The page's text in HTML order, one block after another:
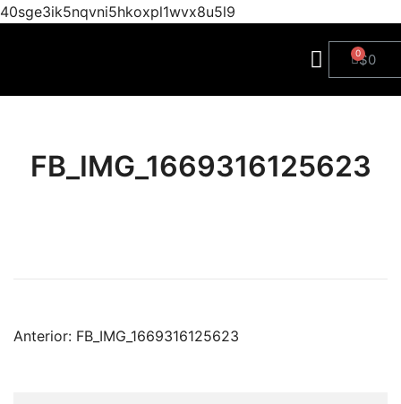
40sge3ik5nqvni5hkoxpl1wvx8u5l9
$0
FB_IMG_1669316125623
Anterior: FB_IMG_1669316125623